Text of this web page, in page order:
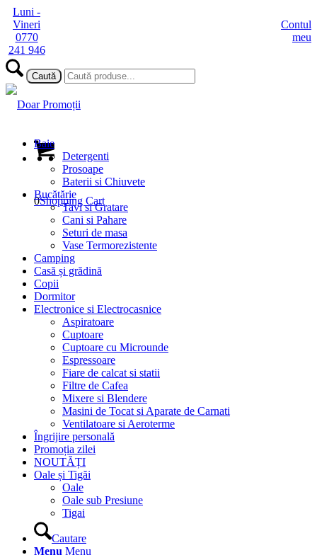
Luni -
Vineri
0770
241 946
Contul
meu
0Shopping Cart
Baie
Detergenti
Prosoape
Baterii si Chiuvete
Bucătărie
Tavi si Gratare
Cani si Pahare
Seturi de masa
Vase Termorezistente
Camping
Casă și grădină
Copii
Dormitor
Electronice si Electrocasnice
Aspiratoare
Cuptoare
Cuptoare cu Microunde
Espressoare
Fiare de calcat si statii
Filtre de Cafea
Mixere si Blendere
Masini de Tocat si Aparate de Carnati
Ventilatoare si Aeroterme
Îngrijire personală
Promoția zilei
NOUTĂȚI
Oale și Tigăi
Oale
Oale sub Presiune
Tigai
Cautare
Menu Menu